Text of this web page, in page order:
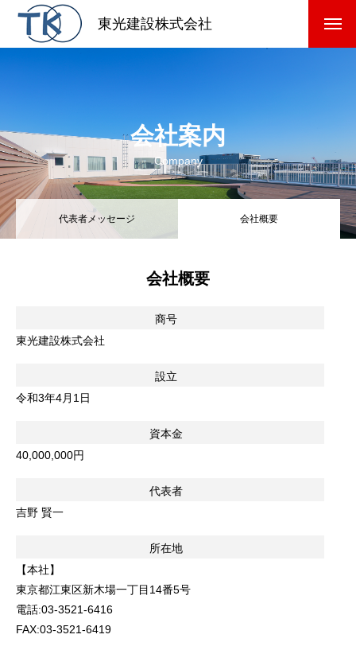
東光建設株式会社
会社案内
Company
代表者メッセージ 会社概要
会社概要
商号
東光建設株式会社
設立
令和3年4月1日
資本金
40,000,000円
代表者
吉野 賢一
所在地
【本社】
東京都江東区新木場一丁目14番5号
電話:03-3521-6416
FAX:03-3521-6419